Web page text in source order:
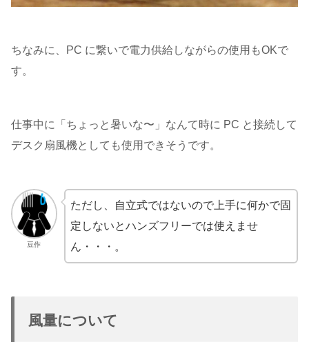
ちなみに、PC に繋いで電力供給しながらの使用もOKで
す。
仕事中に「ちょっと暑いな〜」なんて時に PC と接続して
デスク扇風機としても使用できそうです。
豆作
ただし、自立式ではないので上手に何かで固
定しないとハンズフリーでは使えませ
ん・・・。
風量について